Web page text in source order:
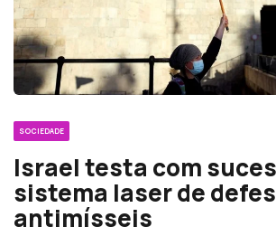
SOCIEDADE
Israel testa com
sistema laser de
antimísseis